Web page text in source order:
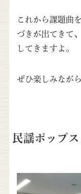
これから課題曲
づきが出てきて
してきますよ。
ぜひ楽しみなが
民謡ポップ